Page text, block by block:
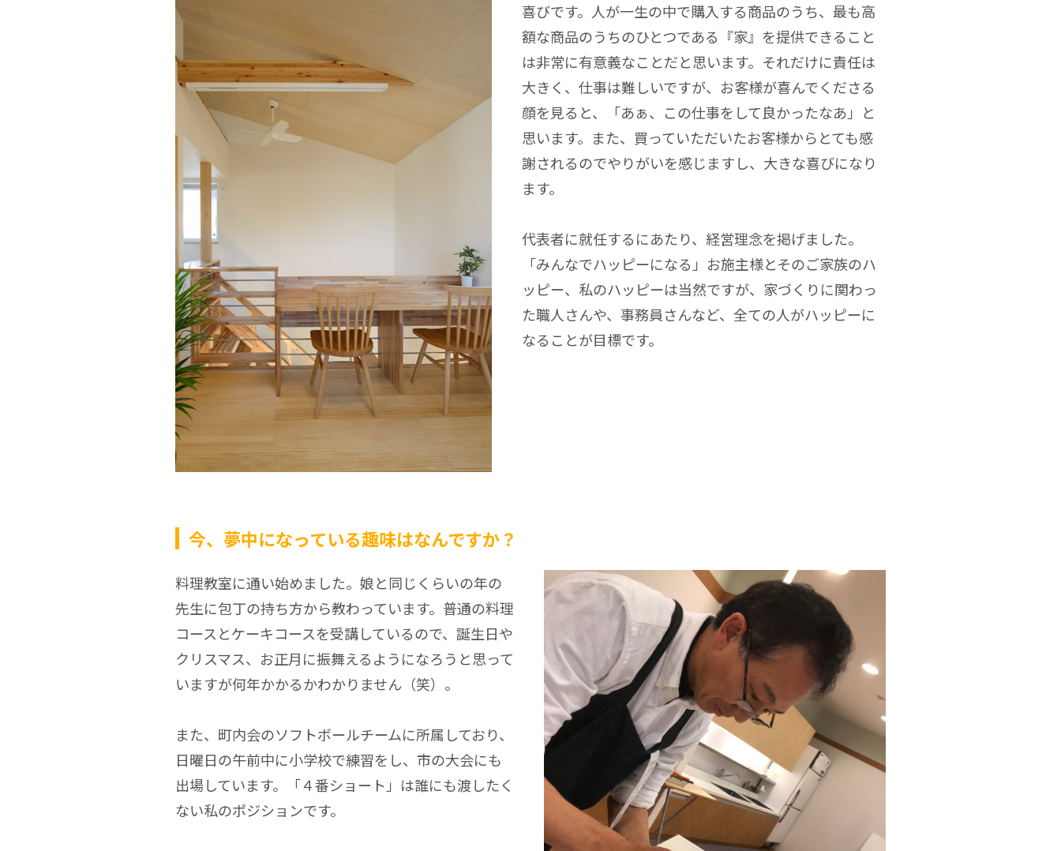
喜びです。人が一生の中で購入する商品のうち、最も高
額な商品のうちのひとつである『家』を提供できること
は非常に有意義なことだと思います。それだけに責任は
大きく、仕事は難しいですが、お客様が喜んでくださる
顔を見ると、「あぁ、この仕事をして良かったなあ」と
思います。また、買っていただいたお客様からとても感
謝されるのでやりがいを感じますし、大きな喜びになり
ます。
代表者に就任するにあたり、経営理念を掲げました。
「みんなでハッピーになる」お施主様とそのご家族のハ
ッピー、私のハッピーは当然ですが、家づくりに関わっ
た職人さんや、事務員さんなど、全ての人がハッピーに
なることが目標です。
今、夢中になっている趣味はなんですか？
料理教室に通い始めました。娘と同じくらいの年の
先生に包丁の持ち方から教わっています。普通の料理
コースとケーキコースを受講しているので、誕生日や
クリスマス、お正月に振舞えるようになろうと思って
いますが何年かかるかわかりません（笑）。
また、町内会のソフトボールチームに所属しており、
日曜日の午前中に小学校で練習をし、市の大会にも
出場しています。「４番ショート」は誰にも渡したく
ない私のポジションです。